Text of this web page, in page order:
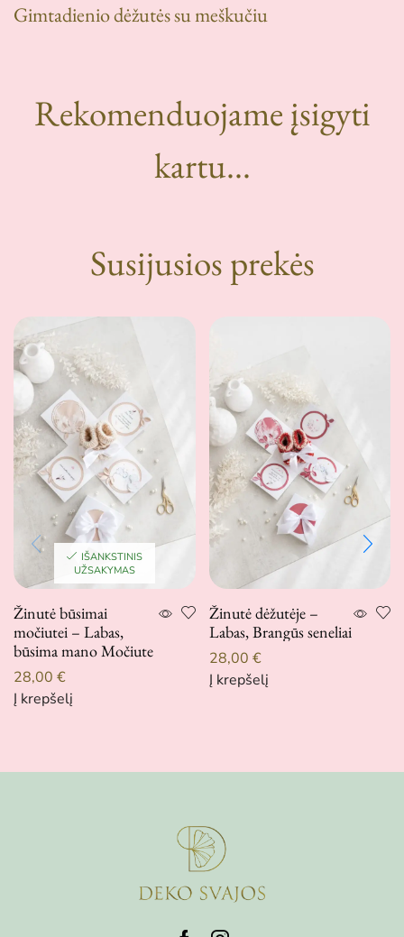
Gimtadienio dėžutės su meškučiu
Rekomenduojame įsigyti
kartu...
Susijusios prekės
IŠANKSTINIS
UŽSAKYMAS
Žinutė būsimai
močiutei – Labas,
būsima mano Močiute
28,00 €
Į krepšelį
Žinutė dėžutėje –
Labas, Brangūs seneliai
28,00 €
Į krepšelį